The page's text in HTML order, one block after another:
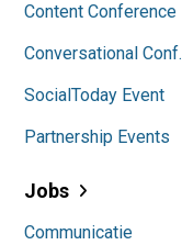
Content Conference
Conversational Conf.
SocialToday Event
Partnership Events
Jobs
Communicatie